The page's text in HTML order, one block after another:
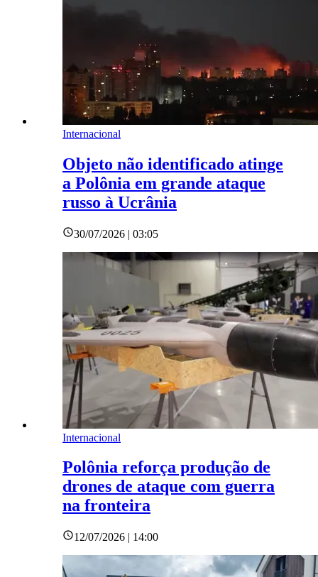
Internacional
Objeto não identificado atinge
a Polônia em grande ataque
russo à Ucrânia
30/07/2026 | 03:05
Internacional
Polônia reforça produção de
drones de ataque com guerra
na fronteira
12/07/2026 | 14:00